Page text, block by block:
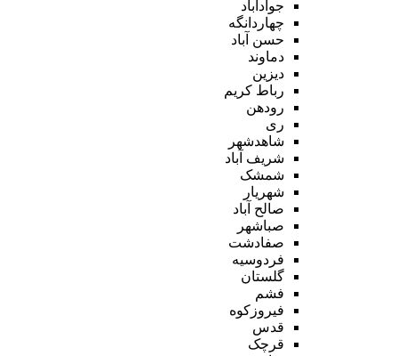
جوادآباد
چهاردانگه
حسن آباد
دماوند
دیزین
رباط کریم
رودهن
ری
شاهدشهر
شریف آباد
شمشک
شهریار
صالح آباد
صباشهر
صفادشت
فردوسیه
گلستان
فشم
فیروزکوه
قدس
قرچک